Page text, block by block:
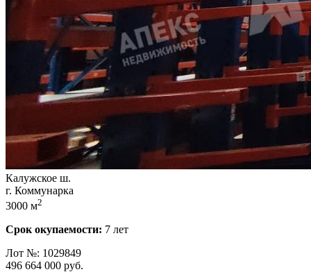
Калужское ш.
г. Коммунарка
3000 м2
Срок окупаемости: 7 лет
Лот №: 1029849
496 664 000 руб.